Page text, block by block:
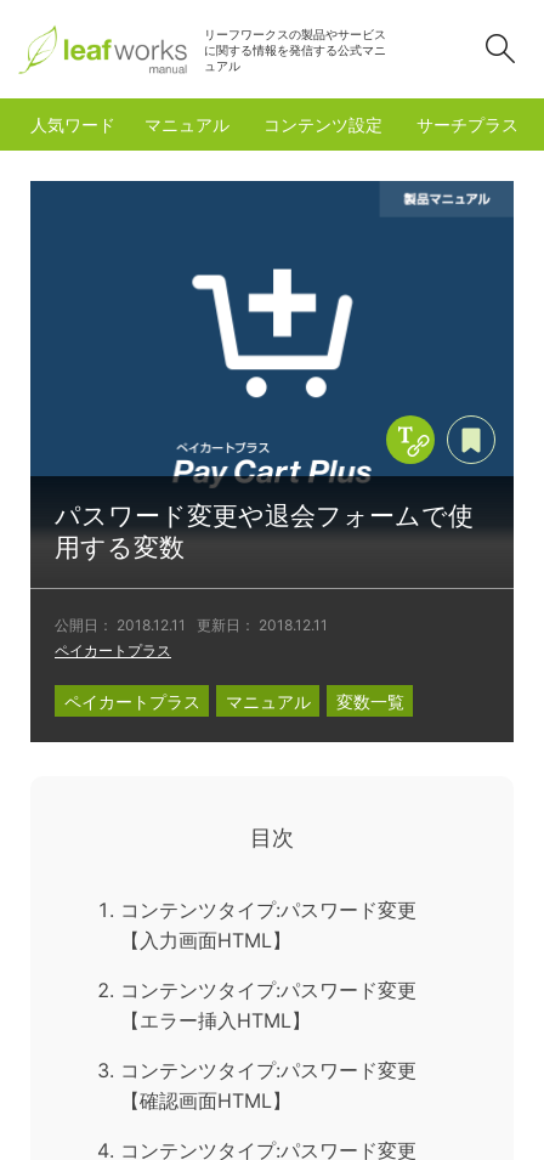
リーフワークスの製品やサービス
に関する情報を発信する公式マニ
ュアル
人気ワード マニュアル コンテンツ設定 サーチプラスfor
パスワード変更や退会フォームで使
用する変数
公開日： 2018.12.11 更新日： 2018.12.11
ペイカートプラス
Copy Title &
ペイカートプラス マニュアル 変数一覧
目次
コンテンツタイプ:パスワード変更
【入力画面HTML】
コンテンツタイプ:パスワード変更
【エラー挿入HTML】
コンテンツタイプ:パスワード変更
【確認画面HTML】
コンテンツタイプ:パスワード変更